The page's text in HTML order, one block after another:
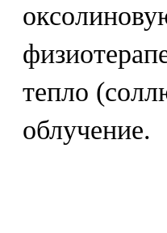
тепло
облучение.